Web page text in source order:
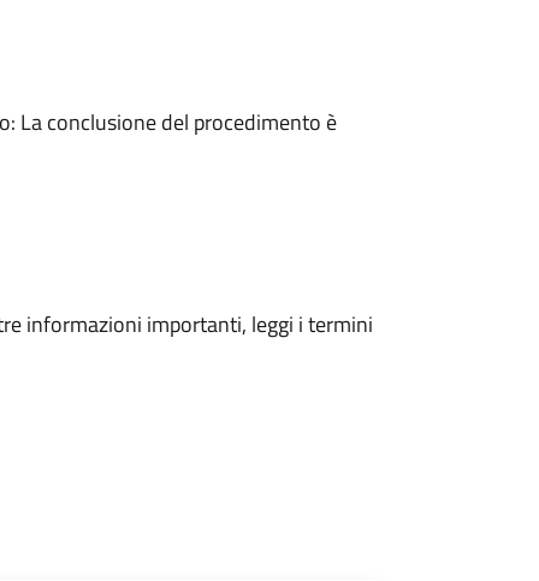
La conclusione del procedimento è
informazioni importanti, leggi i termini